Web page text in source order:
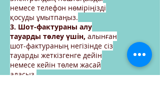
немесе телефон нөміріңізді
қосуды ұмытпаңыз.
3. Шот-фактураны алу
тауарды төлеу үшін, алынған
шот-фактураның негізінде сіз
тауарды жеткізгенге дейін
немесе кейін төлем жасай
аласыз.